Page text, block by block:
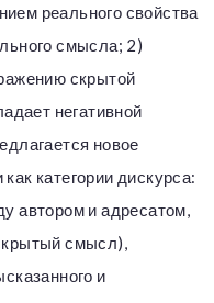
реального свойства
смысла; 2)
скрытой
негативной
новое
категории дискурса:
автором и адресатом,
смысл),
и